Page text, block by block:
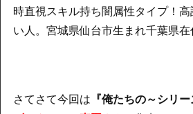
時直視スキル持ち闇属性タイプ！
い人。宮城県仙台市生まれ千葉県在
さてさて今回は 『俺たちの～シリー